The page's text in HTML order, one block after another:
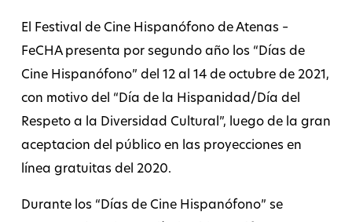
El Festival de Cine Hispanófono de Atenas –
FeCHA presenta por segundo año los “Días de
Cine Hispanófono” del 12 al 14 de octubre de 2021,
con motivo del “Día de la Hispanidad/Día del
Respeto a la Diversidad Cultural”, luego de la gran
aceptacion del público en las proyecciones en
línea gratuitas del 2020.
Durante los “Días de Cine Hispanófono” se